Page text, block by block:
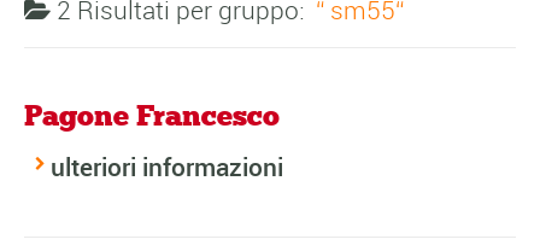
2 Risultati per gruppo: sm55
Pagone Francesco
ulteriori informazioni